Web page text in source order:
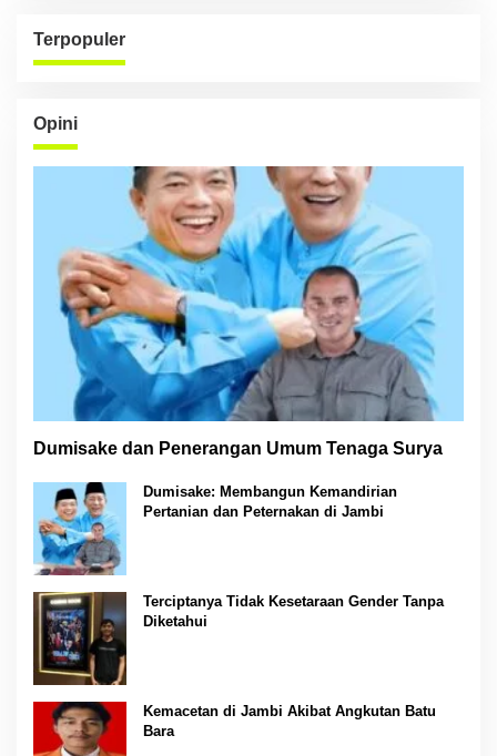
Terpopuler
Opini
Dumisake dan Penerangan Umum Tenaga Surya
Dumisake: Membangun Kemandirian
Pertanian dan Peternakan di Jambi
Terciptanya Tidak Kesetaraan Gender Tanpa
Diketahui
Kemacetan di Jambi Akibat Angkutan Batu
Bara